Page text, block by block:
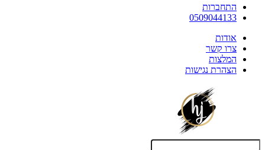
התחברות
0509044133
אודות
צרו קשר
המלצות
הצהרת נגישות